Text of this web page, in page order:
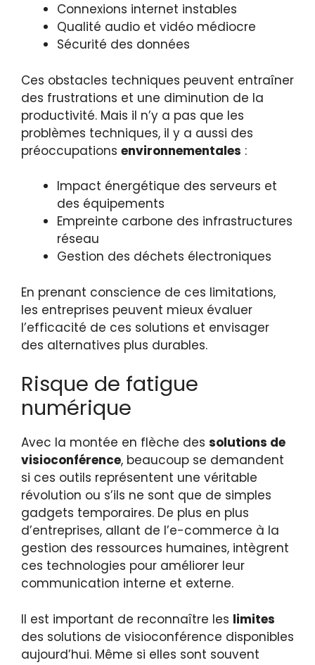
Connexions internet instables
Qualité audio et vidéo médiocre
Sécurité des données
Ces obstacles techniques peuvent entraîner
des frustrations et une diminution de la
productivité. Mais il n’y a pas que les
problèmes techniques, il y a aussi des
préoccupations environnementales :
Impact énergétique des serveurs et
des équipements
Empreinte carbone des infrastructures
réseau
Gestion des déchets électroniques
En prenant conscience de ces limitations,
les entreprises peuvent mieux évaluer
l’efficacité de ces solutions et envisager
des alternatives plus durables.
Risque de fatigue
numérique
Avec la montée en flèche des solutions de
visioconférence, beaucoup se demandent
si ces outils représentent une véritable
révolution ou s’ils ne sont que de simples
gadgets temporaires. De plus en plus
d’entreprises, allant de l’e-commerce à la
gestion des ressources humaines, intègrent
ces technologies pour améliorer leur
communication interne et externe.
Il est important de reconnaître les limites
des solutions de visioconférence disponibles
aujourd’hui. Même si elles sont souvent